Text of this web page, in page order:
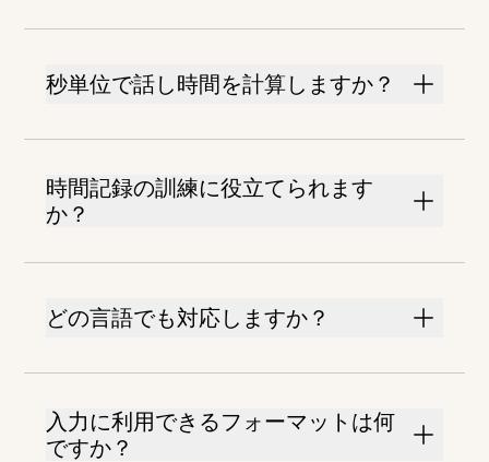
秒単位で話し時間を計算しますか？
時間記録の訓練に役立てられます
か？
どの言語でも対応しますか？
入力に利用できるフォーマットは何
ですか？